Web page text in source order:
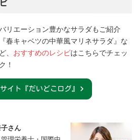
リエーション豊かなサラダもご紹介
『春キャベツの中華風マリネサラダ』な
ど、 おすすめのレシピはこちらでチェッ
ク！
イト『だいどこログ』
さん